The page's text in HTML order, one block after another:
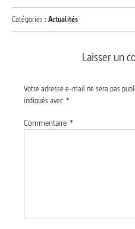
Catégories : Actualités
Laisser un
Votre adresse e-mail ne sera pas
indiqués avec *
Commentaire *